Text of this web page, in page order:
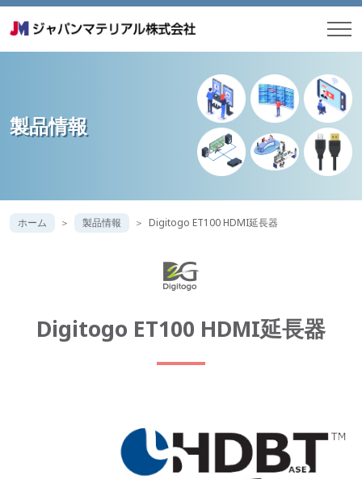
製品情報
ホーム 製品情報 Digitogo ET100 HDMI延長器
Digitogo ET100 HDMI延長器